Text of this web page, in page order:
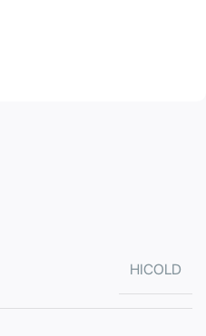
HICOLD